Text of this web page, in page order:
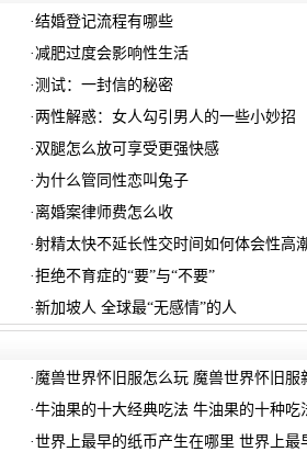
·结婚登记流程有哪些
· 减肥过度会影响性生活
·测试：一封信的秘密
· 两性解惑：女人勾引男人的一些小妙招
· 双腿怎么放可享受更强快感
· 为什么管同性恋叫兔子
· 离婚案律师费怎么收
·射精太快不延长性交时间如何体会性高
·拒绝不育症的“要”与“不要”
·新加坡人 全球最“无感情”的人
· 魔兽世界怀旧服怎么玩 魔兽世界怀旧服
·牛油果的十大经典吃法 牛油果的十种吃
·世界上最早的纸币产生在哪里 世界上最